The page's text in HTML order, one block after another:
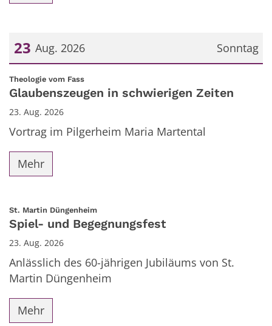
Sonntag
23 Aug. 2026
Datum: 23. August 2026
Theologie vom Fass:
Glaubenszeugen in schwierigen Zeiten
23. Aug. 2026
Vortrag im Pilgerheim Maria Martental
Mehr
St. Martin Düngenheim:
Spiel- und Begegnungsfest
23. Aug. 2026
Anlässlich des 60-jährigen Jubiläums von St.
Martin Düngenheim
Mehr